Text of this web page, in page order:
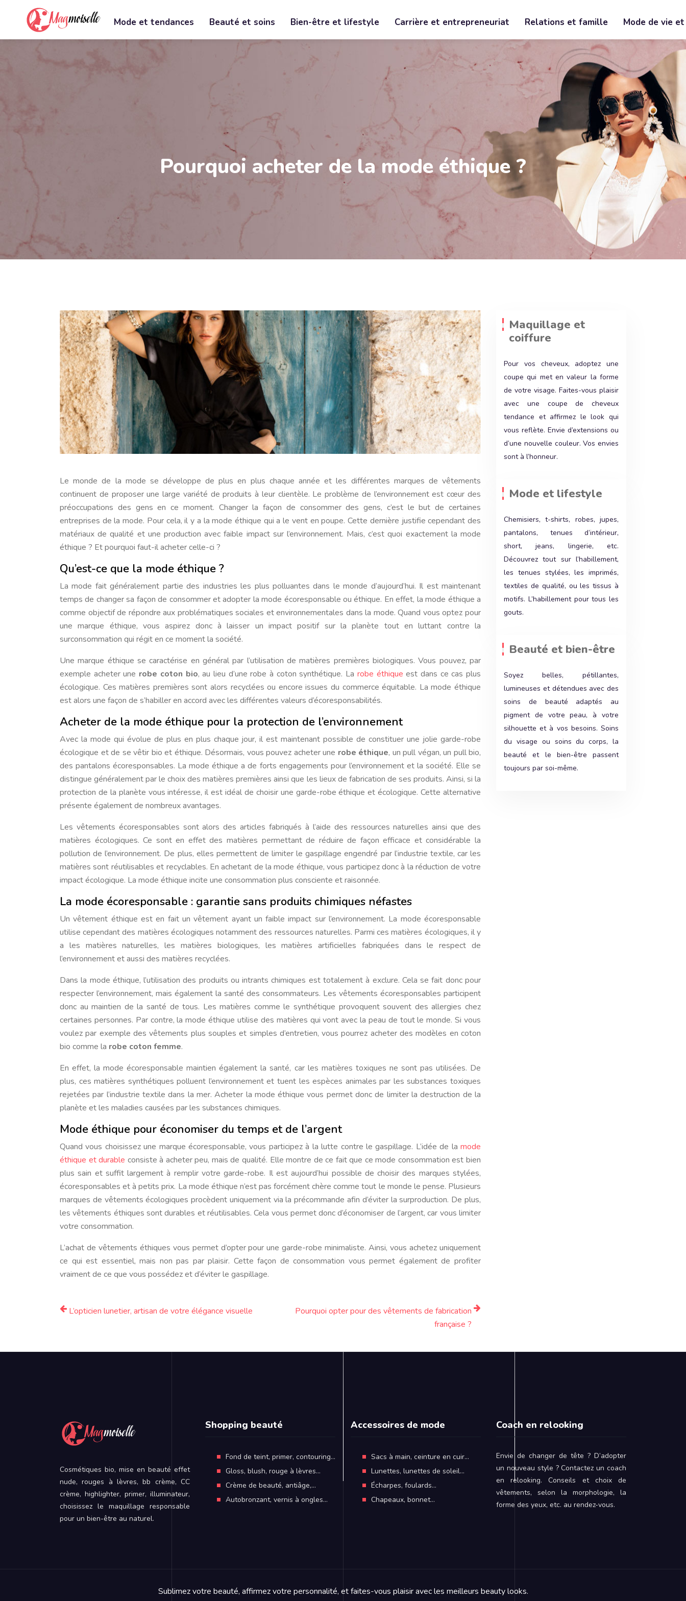
Mode et tendances Beauté et soins Bien-être et lifestyle Carrière et entrepreneuriat Relations et famille Mode de vie
Pourquoi acheter de la mode éthique ?
Le monde de la mode se développe de plus en plus chaque année et les différentes marques de vêtements
continuent de proposer une large variété de produits à leur clientèle. Le problème de l’environnement est cœur des
préoccupations des gens en ce moment. Changer la façon de consommer des gens, c’est le but de certaines
entreprises de la mode. Pour cela, il y a la mode éthique qui a le vent en poupe. Cette dernière justifie cependant des
matériaux de qualité et une production avec faible impact sur l’environnement. Mais, c’est quoi exactement la mode
éthique ? Et pourquoi faut-il acheter celle-ci ?
Qu’est-ce que la mode éthique ?
La mode fait généralement partie des industries les plus polluantes dans le monde d’aujourd’hui. Il est maintenant
temps de changer sa façon de consommer et adopter la mode écoresponsable ou éthique. En effet, la mode éthique a
comme objectif de répondre aux problématiques sociales et environnementales dans la mode. Quand vous optez pour
une marque éthique, vous aspirez donc à laisser un impact positif sur la planète tout en luttant contre la
surconsommation qui régit en ce moment la société.
Une marque éthique se caractérise en général par l’utilisation de matières premières biologiques. Vous pouvez, par
exemple acheter une robe coton bio, au lieu d’une robe à coton synthétique. La robe éthique est dans ce cas plus
écologique. Ces matières premières sont alors recyclées ou encore issues du commerce équitable. La mode éthique
est alors une façon de s’habiller en accord avec les différentes valeurs d’écoresponsabilités.
Acheter de la mode éthique pour la protection de l’environnement
Avec la mode qui évolue de plus en plus chaque jour, il est maintenant possible de constituer une jolie garde-robe
écologique et de se vêtir bio et éthique. Désormais, vous pouvez acheter une robe éthique, un pull végan, un pull bio,
des pantalons écoresponsables. La mode éthique a de forts engagements pour l’environnement et la société. Elle se
distingue généralement par le choix des matières premières ainsi que les lieux de fabrication de ses produits. Ainsi, si la
protection de la planète vous intéresse, il est idéal de choisir une garde-robe éthique et écologique. Cette alternative
présente également de nombreux avantages.
Les vêtements écoresponsables sont alors des articles fabriqués à l’aide des ressources naturelles ainsi que des
matières écologiques. Ce sont en effet des matières permettant de réduire de façon efficace et considérable la
pollution de l’environnement. De plus, elles permettent de limiter le gaspillage engendré par l’industrie textile, car les
matières sont réutilisables et recyclables. En achetant de la mode éthique, vous participez donc à la réduction de votre
impact écologique. La mode éthique incite une consommation plus consciente et raisonnée.
La mode écoresponsable : garantie sans produits chimiques néfastes
Un vêtement éthique est en fait un vêtement ayant un faible impact sur l’environnement. La mode écoresponsable
utilise cependant des matières écologiques notamment des ressources naturelles. Parmi ces matières écologiques, il y
a les matières naturelles, les matières biologiques, les matières artificielles fabriquées dans le respect de
l’environnement et aussi des matières recyclées.
Dans la mode éthique, l’utilisation des produits ou intrants chimiques est totalement à exclure. Cela se fait donc pour
respecter l’environnement, mais également la santé des consommateurs. Les vêtements écoresponsables participent
donc au maintien de la santé de tous. Les matières comme le synthétique provoquent souvent des allergies chez
certaines personnes. Par contre, la mode éthique utilise des matières qui vont avec la peau de tout le monde. Si vous
voulez par exemple des vêtements plus souples et simples d’entretien, vous pourrez acheter des modèles en coton
bio comme la robe coton femme.
En effet, la mode écoresponsable maintien également la santé, car les matières toxiques ne sont pas utilisées. De
plus, ces matières synthétiques polluent l’environnement et tuent les espèces animales par les substances toxiques
rejetées par l’industrie textile dans la mer. Acheter la mode éthique vous permet donc de limiter la destruction de la
planète et les maladies causées par les substances chimiques.
Mode éthique pour économiser du temps et de l’argent
Quand vous choisissez une marque écoresponsable, vous participez à la lutte contre le gaspillage. L’idée de la mode
éthique et durable consiste à acheter peu, mais de qualité. Elle montre de ce fait que ce mode consommation est bien
plus sain et suffit largement à remplir votre garde-robe. Il est aujourd’hui possible de choisir des marques stylées,
écoresponsables et à petits prix. La mode éthique n’est pas forcément chère comme tout le monde le pense. Plusieurs
marques de vêtements écologiques procèdent uniquement via la précommande afin d’éviter la surproduction. De plus,
les vêtements éthiques sont durables et réutilisables. Cela vous permet donc d’économiser de l’argent, car vous limiter
votre consommation.
L’achat de vêtements éthiques vous permet d’opter pour une garde-robe minimaliste. Ainsi, vous achetez uniquement
ce qui est essentiel, mais non pas par plaisir. Cette façon de consommation vous permet également de profiter
vraiment de ce que vous possédez et d’éviter le gaspillage.
L’opticien lunetier, artisan de votre élégance visuelle
Pourquoi opter pour des vêtements de fabrication
française ?
Maquillage et
coiffure
Pour vos cheveux, adoptez une
coupe qui met en valeur la forme
de votre visage. Faites-vous plaisir
avec une coupe de cheveux
tendance et affirmez le look qui
vous reflète. Envie d’extensions ou
d’une nouvelle couleur. Vos envies
sont à l’honneur.
Mode et lifestyle
Chemisiers, t-shirts, robes, jupes,
pantalons, tenues d’intérieur,
short, jeans, lingerie, etc.
Découvrez tout sur l’habillement,
les tenues stylées, les imprimés,
textiles de qualité, ou les tissus à
motifs. L’habillement pour tous les
gouts.
Beauté et bien-être
Soyez belles, pétillantes,
lumineuses et détendues avec des
soins de beauté adaptés au
pigment de votre peau, à votre
silhouette et à vos besoins. Soins
du visage ou soins du corps, la
beauté et le bien-être passent
toujours par soi-même.
Cosmétiques bio, mise en beauté effet
nude, rouges à lèvres, bb crème, CC
crème, highlighter, primer, illuminateur,
choisissez le maquillage responsable
pour un bien-être au naturel.
Shopping beauté
Fond de teint, primer, contouring…
Gloss, blush, rouge à lèvres…
Crème de beauté, antiâge,…
Autobronzant, vernis à ongles…
Accessoires de mode
Sacs à main, ceinture en cuir…
Lunettes, lunettes de soleil…
Écharpes, foulards…
Chapeaux, bonnet…
Coach en relooking
Envie de changer de tête ? D’adopter
un nouveau style ? Contactez un coach
en relooking. Conseils et choix de
vêtements, selon la morphologie, la
forme des yeux, etc. au rendez-vous.
Sublimez votre beauté, affirmez votre personnalité, et faites-vous plaisir avec les meilleurs beauty looks.